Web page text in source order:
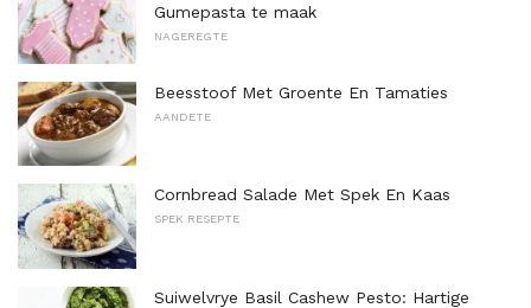
Gumepasta te maak
NAGEREGTE
Beesstoof Met Groente En Tamaties
AANDETE
Cornbread Salade Met Spek En Kaas
SPEK RESEPTE
Suiwelvrye Basil Cashew Pesto: Hartige